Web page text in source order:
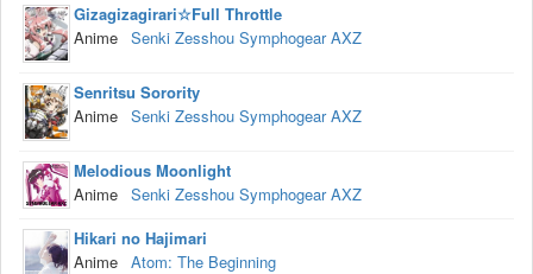
Gizagizagirari☆Full Throttle
Anime Senki Zesshou Symphogear AXZ
Senritsu Sorority
Anime Senki Zesshou Symphogear AXZ
Melodious Moonlight
Anime Senki Zesshou Symphogear AXZ
Hikari no Hajimari
Anime Atom: The Beginning